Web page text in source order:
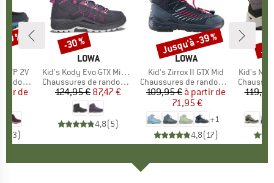
WP 2V
réduit
de
3)
%
MARQUE
LOWA
Article
Kid's Kody Evo GTX Mid Junior
Product group
Chaussures de randonnée
Prix
124,95 €Prix réduit
87,47 €
4,8(5)
Remise
-30 %
MARQUE
LOWA
Article
Kid's Zirrox II GTX Mid
Product group
Chaussures de randonnée
Prix
109,95 € Prix réduit
à partir de
71,95 €
+1
4,8(17)
Remise
Jusqu'à -39 %
Article
Kid's
Product